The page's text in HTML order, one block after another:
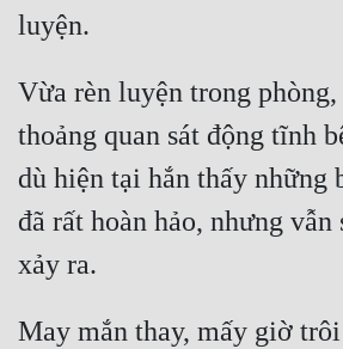
Vô Sỉ
Điềm Đạm
Vừa rèn luyện trong
thoảng quan sát động tĩnh
dù hiện tại hắn thấy những
đã rất hoàn hảo, nhưng vẫn
May mắn thay, mấy giờ